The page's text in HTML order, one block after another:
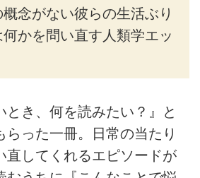
念がない彼らの生活ぶり
かを問い直す人類学エッ
とき、何を読みたい？』と
らった一冊。日常の当たり
直してくれるエピソードが